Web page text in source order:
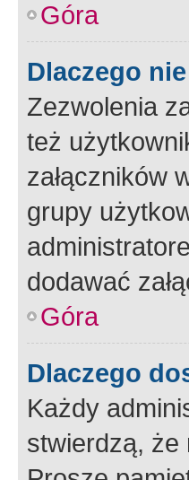
Góra
Dlaczego
Zezwolenia
też
załączników
grupy
dodawać
Góra
Dlaczego
Każdy
stwierdzą, że